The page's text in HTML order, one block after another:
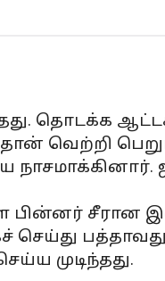
தொடக்க
வெற்றி
பின்னர் சீரான
செய்து
முடிந்தது.